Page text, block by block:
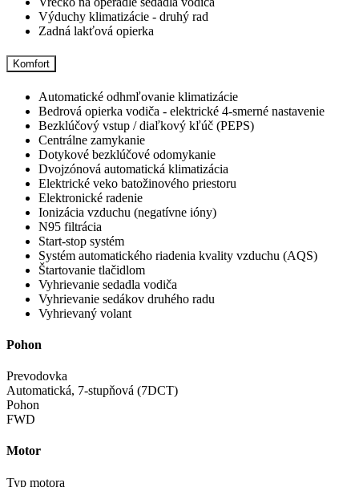
Výduchy klimatizácie - druhý rad
Zadná lakťová opierka
Komfort
Automatické odhmľovanie klimatizácie
Bedrová opierka vodiča - elektrické 4-smerné nastavenie
Bezklúčový vstup / diaľkový kľúč (PEPS)
Centrálne zamykanie
Dotykové bezklúčové odomykanie
Dvojzónová automatická klimatizácia
Elektrické veko batožinového priestoru
Elektronické radenie
Ionizácia vzduchu (negatívne ióny)
N95 filtrácia
Start-stop systém
Systém automatického riadenia kvality vzduchu (AQS)
Štartovanie tlačidlom
Vyhrievanie sedadla vodiča
Vyhrievanie sedákov druhého radu
Vyhrievaný volant
Pohon
Prevodovka
Automatická, 7-stupňová (7DCT)
Pohon
FWD
Motor
Typ motora